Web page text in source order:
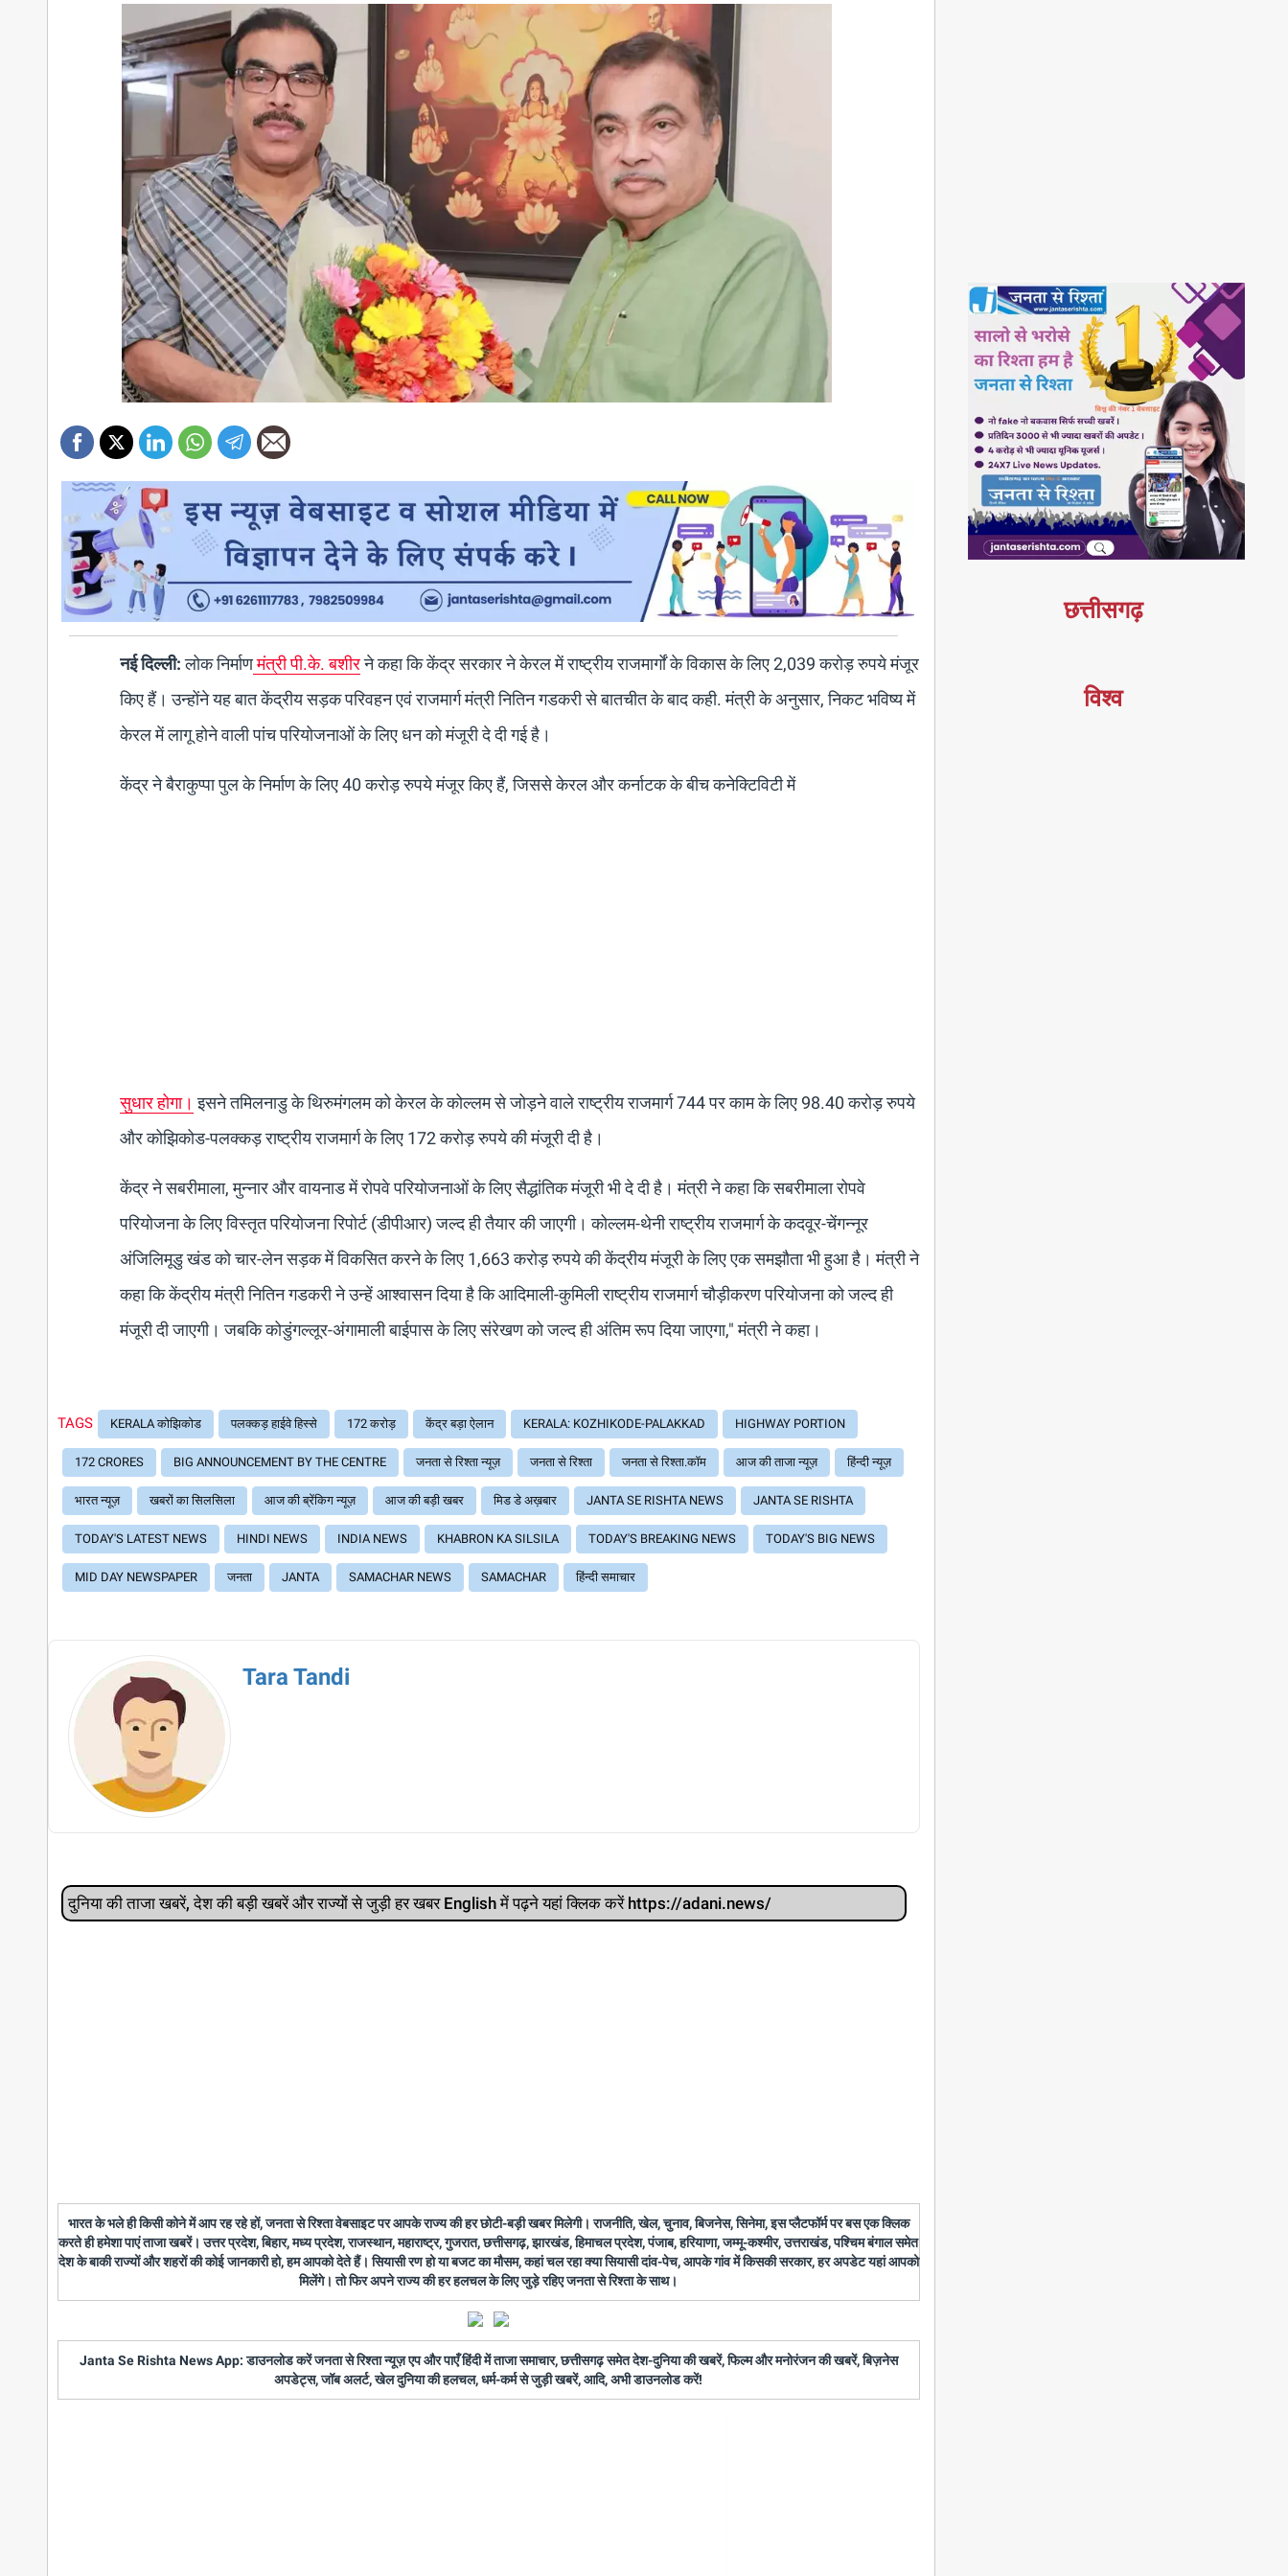
नई दिल्ली:लोक निर्माणमंत्री पी.के. बशीरने कहा कि केंद्र सरकार ने केरल में राष्ट्रीय राजमार्गों के विकास के लिए 2,039 करोड़ रुपये मंजूर
किए हैं। उन्होंने यह बात केंद्रीय सड़क परिवहन एवं राजमार्ग मंत्री नितिन गडकरी से बातचीत के बाद कही. मंत्री के अनुसार, निकट भविष्य में
केरल में लागू होने वाली पांच परियोजनाओं के लिए धन को मंजूरी दे दी गई है।
केंद्र ने बैराकुप्पा पुल के निर्माण के लिए 40 करोड़ रुपये मंजूर किए हैं, जिससे केरल और कर्नाटक के बीच कनेक्टिविटी में
सुधार होगा। इसने तमिलनाडु के थिरुमंगलम को केरल के कोल्लम से जोड़ने वाले राष्ट्रीय राजमार्ग 744 पर काम के लिए 98.40 करोड़ रुपये
और कोझिकोड-पलक्कड़ राष्ट्रीय राजमार्ग के लिए 172 करोड़ रुपये की मंजूरी दी है।
केंद्र ने सबरीमाला, मुन्नार और वायनाड में रोपवे परियोजनाओं के लिए सैद्धांतिक मंजूरी भी दे दी है। मंत्री ने कहा कि सबरीमाला रोपवे
परियोजना के लिए विस्तृत परियोजना रिपोर्ट (डीपीआर) जल्द ही तैयार की जाएगी। कोल्लम-थेनी राष्ट्रीय राजमार्ग के कदवूर-चेंगन्नूर
अंजिलिमूडु खंड को चार-लेन सड़क में विकसित करने के लिए 1,663 करोड़ रुपये की केंद्रीय मंजूरी के लिए एक समझौता भी हुआ है। मंत्री ने
कहा कि केंद्रीय मंत्री नितिन गडकरी ने उन्हें आश्वासन दिया है कि आदिमाली-कुमिली राष्ट्रीय राजमार्ग चौड़ीकरण परियोजना को जल्द ही
मंजूरी दी जाएगी। जबकि कोडुंगल्लूर-अंगामाली बाईपास के लिए संरेखण को जल्द ही अंतिम रूप दिया जाएगा," मंत्री ने कहा।
TAGS KERALA कोझिकोड पलक्कड़ हाईवे हिस्से 172 करोड़ केंद्र बड़ा ऐलान KERALA: KOZHIKODE-PALAKKAD HIGHWAY PORTION
172 CRORES BIG ANNOUNCEMENT BY THE CENTRE जनता से रिश्ता न्यूज़ जनता से रिश्ता जनता से रिश्ता.कॉम आज की ताजा न्यूज़ हिंन्दी न्यूज़
भारत न्यूज़ खबरों का सिलसिला आज की ब्रेंकिग न्यूज़ आज की बड़ी खबर मिड डे अख़बार JANTA SE RISHTA NEWS JANTA SE RISHTA
TODAY'S LATEST NEWS HINDI NEWS INDIA NEWS KHABRON KA SILSILA TODAY'S BREAKING NEWS TODAY'S BIG NEWS
MID DAY NEWSPAPER जनता JANTA SAMACHAR NEWS SAMACHAR हिंन्दी समाचार
Tara Tandi
दुनिया की ताजा खबरें, देश की बड़ी खबरें और राज्‍यों से जुड़ी हर खबर English में पढ़ने यहां क्लिक करें https://adani.news/
भारत के भले ही किसी कोने में आप रह रहे हों, जनता से रिश्ता वेबसाइट पर आपके राज्य की हर छोटी-बड़ी खबर मिलेगी। राजनीति, खेल, चुनाव, बिजनेस, सिनेमा, इस प्लैटफॉर्म पर बस एक क्लिक
करते ही हमेशा पाएं ताजा खबरें। उत्तर प्रदेश, बिहार, मध्य प्रदेश, राजस्थान, महाराष्ट्र, गुजरात, छत्तीसगढ़, झारखंड, हिमाचल प्रदेश, पंजाब, हरियाणा, जम्मू-कश्मीर, उत्तराखंड, पश्चिम बंगाल समेत
देश के बाकी राज्यों और शहरों की कोई जानकारी हो, हम आपको देते हैं। सियासी रण हो या बजट का मौसम, कहां चल रहा क्या सियासी दांव-पेच, आपके गांव में किसकी सरकार, हर अपडेट यहां आपको
मिलेंगे। तो फिर अपने राज्य की हर हलचल के लिए जुड़े रहिए जनता से रिश्ता के साथ।
Janta Se Rishta News App: डाउनलोड करें जनता से रिश्ता न्यूज़ एप और पाएँ हिंदी में ताजा समाचार, छत्तीसगढ़ समेत देश-दुनिया की खबरें, फिल्म और मनोरंजन की खबरें, बिज़नेस
अपडेट्स, जॉब अलर्ट, खेल दुनिया की हलचल, धर्म-कर्म से जुड़ी खबरें, आदि, अभी डाउनलोड करें!
छत्तीसगढ़
विश्व